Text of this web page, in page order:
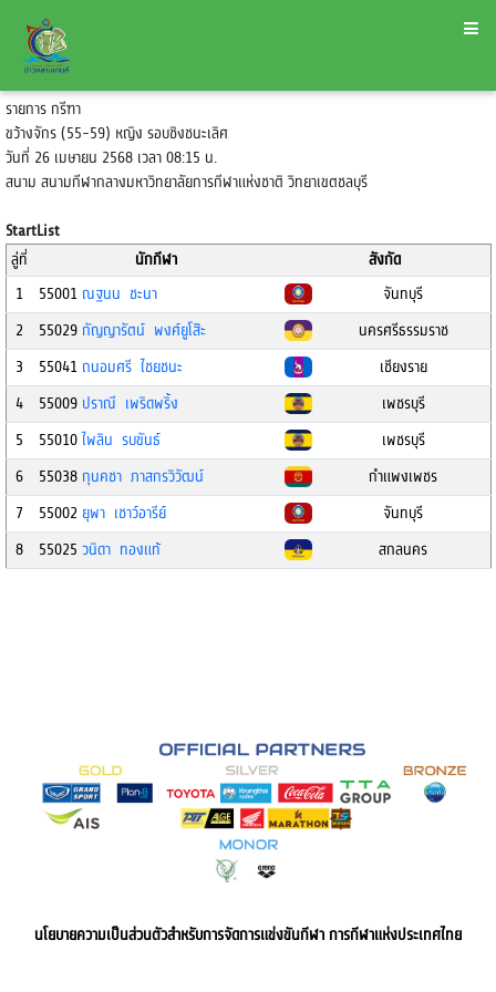
รายการ กรีฑา
ขว้างจักร (55-59) หญิง รอบชิงชนะเลิศ
วันที่ 26 เมษายน 2568 เวลา 08:15 น.
สนาม สนามกีฬากลางมหาวิทยาลัยการกีฬาแห่งชาติ วิทยาเขตชลบุรี
StartList
ลู่ที่
นักกีฬา
สังกัด
1
55001 ณฐนน ชะนา
จันทบุรี
2
55029 กัญญารัตน์ พงศ์ยูโส๊ะ
นครศรีธรรมราช
3
55041 ถนอมศรี ไชยชนะ
เชียงราย
4
55009 ปราณี เพริดพริ้ง
เพชรบุรี
5
55010 ไพลิน รบขันธ์
เพชรบุรี
6
55038 กุนคชา ภาสกรวิวัฒน์
กำแพงเพชร
7
55002 ยุพา เชาว์อารีย์
จันทบุรี
8
55025 วนิดา ทองแท้ สกลนคร
นโยบายความเป็นส่วนตัวสำหรับการจัดการแข่งขันกีฬา การกีฬาแห่งประเทศไทย